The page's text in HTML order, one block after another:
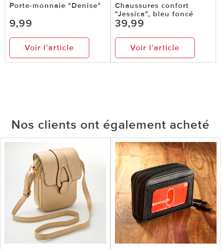
Porte-monnaie "Denise"
9,99
Voir l’article
Chaussures confort
"Jessica", bleu foncé
39,99
Voir l’article
Nos clients ont également acheté